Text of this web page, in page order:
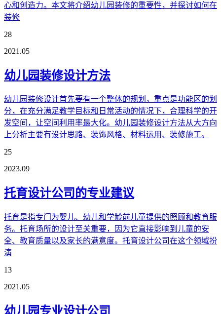
心和创造力。本文将介绍幼儿园装修的重要性，并探讨如何在
装修
28
2021.05
幼儿园装修设计方法
幼儿园装修设计首先要有一个整体的规划，重点是功能区的划
分，在充分满足教学目标和日常活动的情况下，合理科学的开
发空间，让空间利用率最大化。幼儿园装修设计方法从大方向
上分析主要有设计思路、装饰风格、材料运用、装修施工。
25
2023.09
托育设计公司的专业建议
托育是指专门为婴儿、幼儿和学龄前儿童提供的照顾和教育服
务。托育场所的设计至关重要，因为它直接影响到儿童的安
全、教育质量以及家长的满意度。托育设计公司在这个领域扮
演
13
2021.05
幼儿园专业设计公司